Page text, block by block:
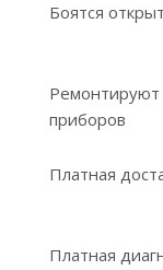
Боятся
Ремонтируют
приборов
Платная
Платная